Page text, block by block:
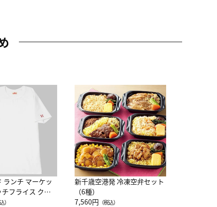
ランチ マーケッ
チフライス クル
半袖Ｔシャツ
）
新千歳空港発 冷凍空弁セット
（6種）
7,560円 （税込）